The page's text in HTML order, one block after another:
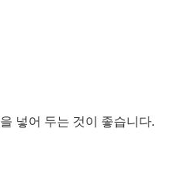
넣어 두는 것이 좋습니다.